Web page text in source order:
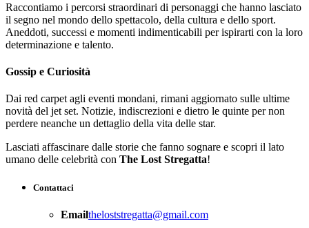
Raccontiamo i percorsi straordinari di personaggi che hanno lasciato
il segno nel mondo dello spettacolo, della cultura e dello sport.
Aneddoti, successi e momenti indimenticabili per ispirarti con la loro
determinazione e talento.
Gossip e Curiosità
Dai red carpet agli eventi mondani, rimani aggiornato sulle ultime
novità del jet set. Notizie, indiscrezioni e dietro le quinte per non
perdere neanche un dettaglio della vita delle star.
Lasciati affascinare dalle storie che fanno sognare e scopri il lato
umano delle celebrità con The Lost Stregatta!
Contattaci
Emailtheloststregatta@gmail.com